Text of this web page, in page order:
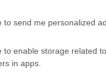
to send me personalized
to enable storage related
in apps.